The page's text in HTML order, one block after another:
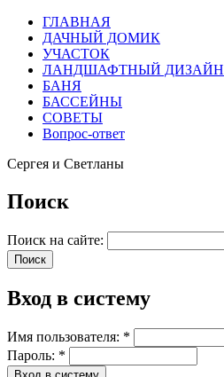
ГЛАВНАЯ
ДАЧНЫЙ ДОМИК
УЧАСТОК
ЛАНДШАФТНЫЙ ДИЗАЙН
БАНЯ
БАССЕЙНЫ
СОВЕТЫ
Вопрос-ответ
Сергея и Светланы
Поиск
Поиск на сайте:
Вход в систему
Имя пользователя: *
Пароль: *